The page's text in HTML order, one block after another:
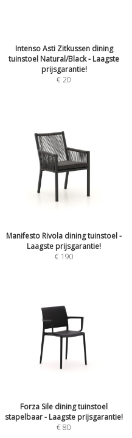
Intenso Asti Zitkussen dining
tuinstoel Natural/Black - Laagste
prijsgarantie!
€20
Manifesto Rivola dining tuinstoel -
Laagste prijsgarantie!
€ 190
Forza Sile dining tuinstoel
stapelbaar - Laagste prijsgarantie!
€80